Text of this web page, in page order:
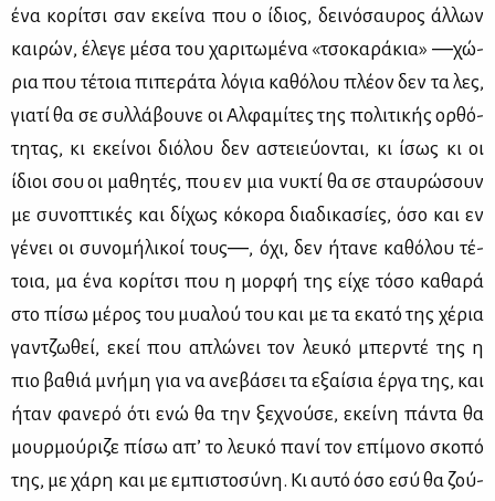
ένα κο­ρί­τσι σαν εκεί­να που ο ίδιος, δει­νό­σαυ­ρος άλ­λων
και­ρών, έλε­γε μέ­σα του χα­ρι­τω­μέ­να «τσο­κα­ρά­κια» ―χώ­
ρια που τέ­τοια πι­πε­ρά­τα λό­για κα­θό­λου πλέ­ον δεν τα λες,
για­τί θα σε συλ­λά­βου­νε οι Αλ­φα­μί­τες της πο­λι­τι­κής ορ­θό­
τη­τας, κι εκεί­νοι διό­λου δεν αστειεύ­ο­νται, κι ίσως κι οι
ίδιοι σου οι μα­θη­τές, που εν μια νυ­κτί θα σε σταυ­ρώ­σουν
με συ­νο­πτι­κές και δί­χως κό­κο­ρα δια­δι­κα­σί­ες, όσο και εν
γέ­νει οι συ­νο­μή­λι­κοί τους―, όχι, δεν ήτα­νε κα­θό­λου τέ­
τοια, μα ένα κο­ρί­τσι που η μορ­φή της εί­χε τό­σο κα­θα­ρά
στο πί­σω μέ­ρος του μυα­λού του και με τα εκα­τό της χέ­ρια
γαν­τζω­θεί, εκεί που απλώ­νει τον λευ­κό μπερ­ντέ της η
πιο βα­θιά μνή­μη για να ανε­βά­σει τα εξαί­σια έρ­γα της, και
ήταν φα­νε­ρό ότι ενώ θα την ξε­χνού­σε, εκεί­νη πά­ντα θα
μουρ­μού­ρι­ζε πί­σω απ’ το λευ­κό πα­νί τον επί­μο­νο σκο­πό
της, με χά­ρη και με εμπι­στο­σύ­νη. Κι αυ­τό όσο εσύ θα ζού­